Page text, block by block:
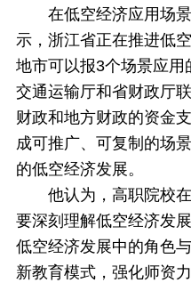
在低空经济应用场
示，浙江省正在推进低
地市可以报3个场景应
交通运输厅和省财政厅
财政和地方财政的资金
成可推广、可复制的场
的低空经济发展。
他认为，高职院校
要深刻理解低空经济发
低空经济发展中的角色
新教育模式，强化师资